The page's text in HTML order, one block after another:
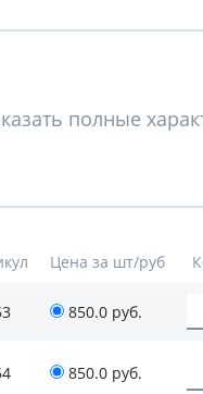
Цена за шт/руб
850.0 руб.
850.0 руб.